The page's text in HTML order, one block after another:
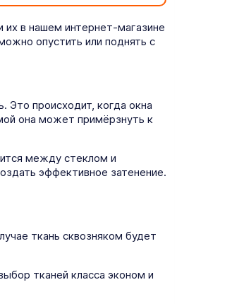
в нашем интернет-магазине
опустить или поднять с
Это происходит, когда окна
она может примёрзнуть к
между стеклом и
эффективное затенение.
ткань сквозняком будет
тканей класса эконом и